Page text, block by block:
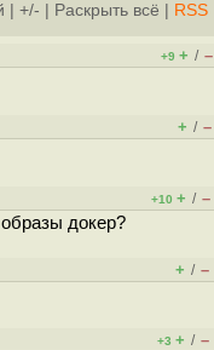
+/- Раскрыть всё RSS
+9 + / –
+ / –
+10 + / –
докер?
+ / –
+3 + / –